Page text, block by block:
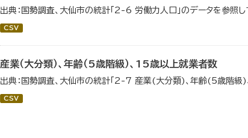
出典：国勢調査、大仙市の統計「2-6 労働力人口」のデータを参照し
CSV
産業（大分類）、年齢（5歳階級）、15歳以上就業者数
出典：国勢調査、大仙市の統計「2-7 産業(大分類)、年齢(5歳階級)
CSV